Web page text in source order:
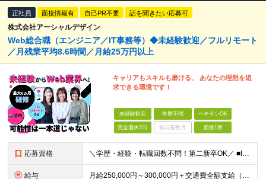
正社員 面接情報有 自己PR不要 話を聞きたい応募可
株式会社アーシャルデザイン
Web総合職（エンジニア／IT事務等）◆未経験歓迎／フルリモート
／月残業平均8.6時間／月給25万円以上
キャリアもスキルも磨ける、 あなたの理想を追
求できる環境です！
未経験歓迎 学歴不問 ベテランOK
完全週休2日 賞与複数月 面接1回
応募資格 ＼学歴・経験・転職回数不問！第二新卒OK／ ■IT・Web業界の仕事に興味がある方 ■将来を見据えて手に職をつけたい方 ★20～30代が活躍中！同年代の仲間と一緒に働きたいという方にもピッタリです ★
給与 ⽉給250,000円～300,000円＋交通費全額⽀給（正社員登⽤後︓昇給年4回） ※給与は経験・スキルなどを考慮の上、最終決定いたします ※上記額にはみなし残業代(⽉14時間分、2万4,648円分